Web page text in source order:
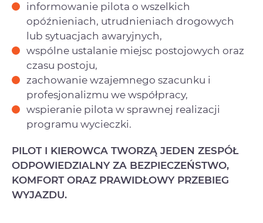
informowanie pilota o wszelkich
opóźnieniach, utrudnieniach drogowych
lub sytuacjach awaryjnych,
wspólne ustalanie miejsc postojowych oraz
czasu postoju,
zachowanie wzajemnego szacunku i
profesjonalizmu we współpracy,
wspieranie pilota w sprawnej realizacji
programu wycieczki.
PILOT I KIEROWCA TWORZĄ JEDEN ZESPÓŁ
ODPOWIEDZIALNY ZA BEZPIECZEŃSTWO,
KOMFORT ORAZ PRAWIDŁOWY PRZEBIEG
WYJAZDU.